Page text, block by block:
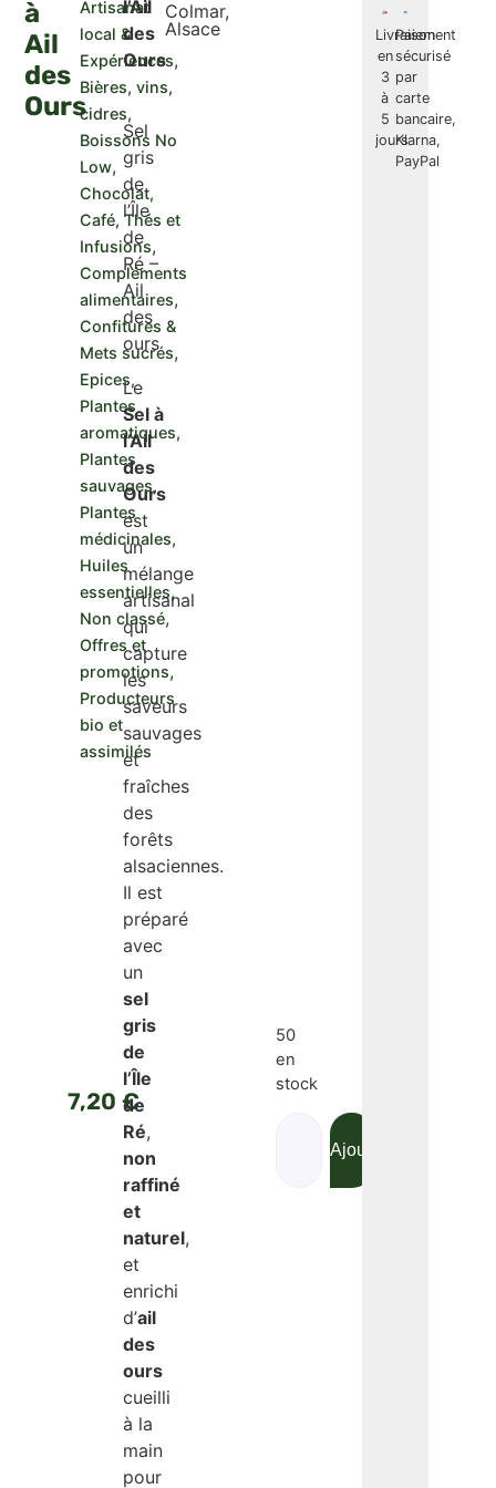
à
Ail
des
Ours
7,20 €
Artisanat
local &
Expériences,
Bières, vins,
cidres,
Boissons No
Low,
Chocolat,
Café, Thés et
Infusions,
Compléments
alimentaires,
Confitures &
Mets sucrés,
Epices,
Plantes
aromatiques,
Plantes
sauvages,
Plantes
médicinales,
Huiles
essentielles,
Non classé,
Offres et
promotions,
Producteurs
bio et
assimilés
l’Ail
des
Ours
Sel
gris
de
l’Île
de
Ré –
Ail
des
ours
Le
Sel à
l’Ail
des
Ours
est
un
mélange
artisanal
qui
capture
les
saveurs
sauvages
et
fraîches
des
forêts
alsaciennes.
Il est
préparé
avec
un
sel
gris
de
l’Île
de
Ré,
non
raffiné
et
naturel,
et
enrichi
d’ail
des
ours
cueilli
à la
main
pour
Colmar,
Alsace
50
en
stock
Ajouter au panier
Livraison
en
3
à
5
jours
Paiement
sécurisé
par
carte
bancaire,
Klarna,
PayPal